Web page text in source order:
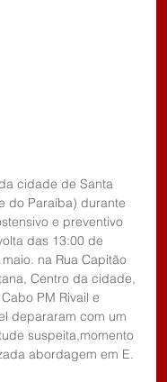
cidade de Santa
do Paraíba) durante
e preventivo
das 13:00 de
na Rua Capitão
Centro da cidade,
PM Rivail e
depararam com um
suspeita,momento
abordagem em E.